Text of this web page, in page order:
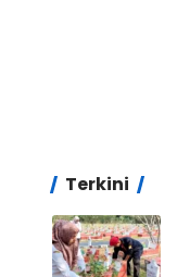
Terkini